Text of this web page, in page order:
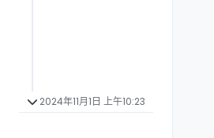
2024年11月1日 上午10:23